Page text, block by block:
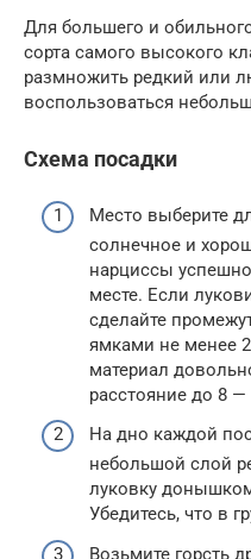
Для большего и
сорта самого высокого
размножить редкий или
воспользоваться
Схема посадки
Место выберите
солнечное и
нарциссы
месте. Если
сделайте
ямками не менее
материал
расстояние до 8 —
На дно каждой
небольшой слой
луковку
Убедитесь, что в
Возьмите горсть